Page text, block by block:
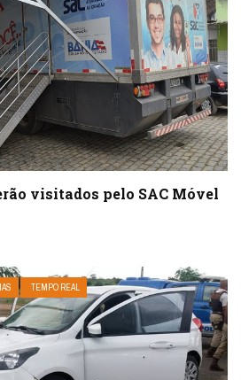
visitados pelo SAC Móvel
TEMPO REAL